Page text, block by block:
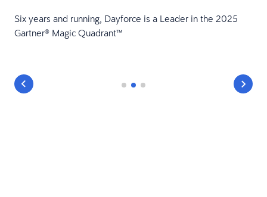
Six years and running, Dayforce is a Leader in the 2025
Gartner® Magic Quadrant™